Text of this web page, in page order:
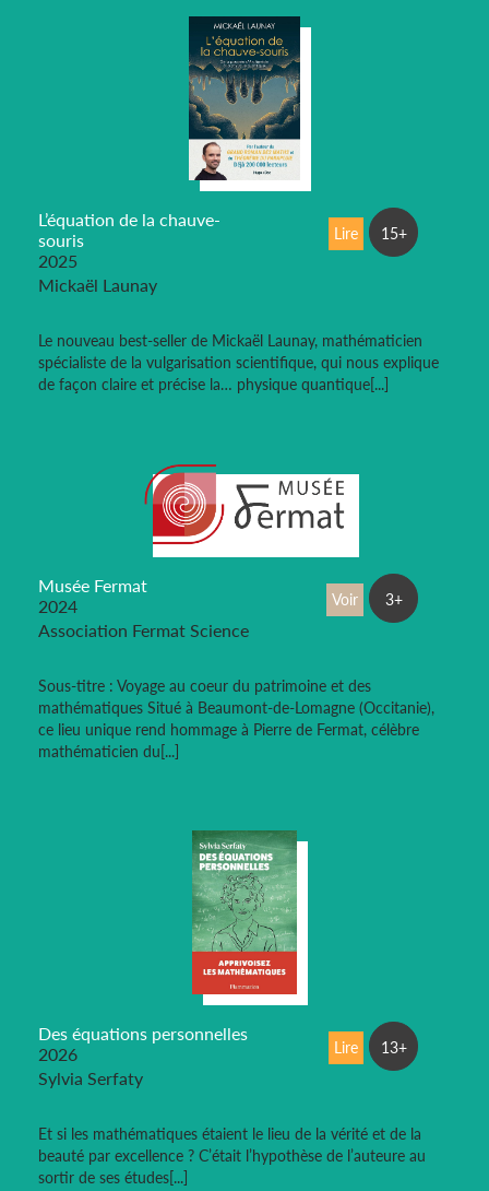
L’équation de la chauve-
souris
2025
Mickaël Launay
Le nouveau best-seller de Mickaël Launay, mathématicien
spécialiste de la vulgarisation scientifique, qui nous explique
de façon claire et précise la… physique quantique[...]
Lire 15+
Musée Fermat
2024
Association Fermat Science
Sous-titre : Voyage au coeur du patrimoine et des
mathématiques Situé à Beaumont-de-Lomagne (Occitanie),
ce lieu unique rend hommage à Pierre de Fermat, célèbre
mathématicien du[...]
Voir 3+
Des équations personnelles
2026
Sylvia Serfaty
Et si les mathématiques étaient le lieu de la vérité et de la
beauté par excellence ? C’était l’hypothèse de l’auteure au
sortir de ses études[...]
Lire 13+